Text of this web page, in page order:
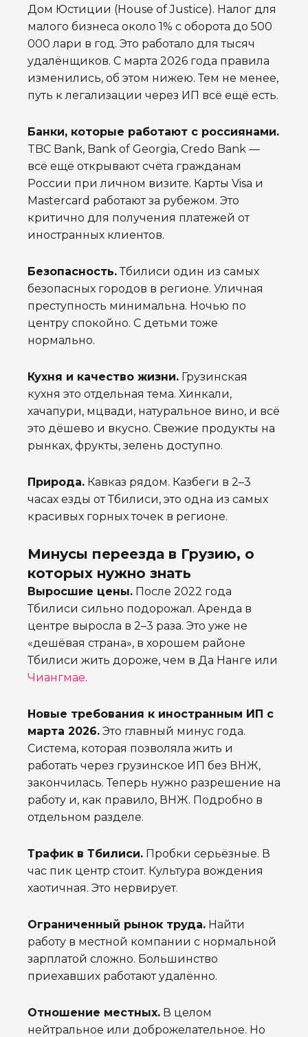
Дом Юстиции (House of Justice). Налог для
малого бизнеса около 1% с оборота до 500
000 лари в год. Это работало для тысяч
удалёнщиков. С марта 2026 года правила
изменились, об этом нижею. Тем не менее,
путь к легализации через ИП всё ещё есть.
Банки, которые работают с россиянами.
TBC Bank, Bank of Georgia, Credo Bank —
всё ещё открывают счёта гражданам
России при личном визите. Карты Visa и
Mastercard работают за рубежом. Это
критично для получения платежей от
иностранных клиентов.
Безопасность.Тбилиси один из самых
безопасных городов в регионе. Уличная
преступность минимальна. Ночью по
центру спокойно. С детьми тоже
нормально.
Кухня и качество жизни. Грузинская
кухня это отдельная тема. Хинкали,
хачапури, мцвади, натуральное вино, и всё
это дёшево и вкусно. Свежие продукты на
рынках, фрукты, зелень доступно.
Природа. Кавказ рядом. Казбеги в 2–3
часах езды от Тбилиси, это одна из самых
красивых горных точек в регионе.
Минусы переезда в Грузию, о
которых нужно знать
Выросшие цены. После 2022 года
Тбилиси сильно подорожал. Аренда в
центре выросла в 2–3 раза. Это уже не
«дешёвая страна», в хорошем районе
Тбилиси жить дороже, чем в Да Нанге или
Чиангмае.
Новые требования к иностранным ИП с
марта 2026. Это главный минус года.
Система, которая позволяла жить и
работать через грузинское ИП без ВНЖ,
закончилась. Теперь нужно разрешение на
работу и, как правило, ВНЖ. Подробно в
отдельном разделе.
Трафик в Тбилиси. Пробки серьёзные. В
час пик центр стоит. Культура вождения
хаотичная. Это нервирует.
Ограниченный рынок труда. Найти
работу в местной компании с нормальной
зарплатой сложно. Большинство
приехавших работают удалённо.
Отношение местных. В целом
нейтральное или доброжелательное. Но